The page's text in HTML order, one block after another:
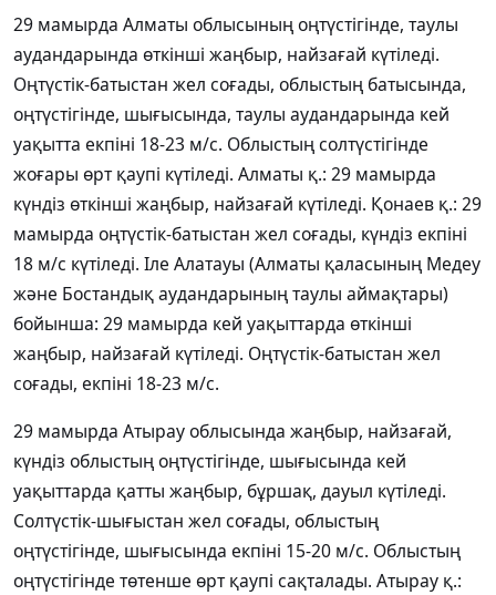
29 мамырда Алматы облысының оңтүстігінде, таулы
аудандарында өткінші жаңбыр, найзағай күтіледі.
Оңтүстік-батыстан жел соғады, облыстың батысында,
оңтүстігінде, шығысында, таулы аудандарында кей
уақытта екпіні 18-23 м/с. Облыстың солтүстігінде
жоғары өрт қаупі күтіледі. Алматы қ.: 29 мамырда
күндіз өткінші жаңбыр, найзағай күтіледі. Қонаев қ.: 29
мамырда оңтүстік-батыстан жел соғады, күндіз екпіні
18 м/с күтіледі. Іле Алатауы (Алматы қаласының Медеу
және Бостандық аудандарының таулы аймақтары)
бойынша: 29 мамырда кей уақыттарда өткінші
жаңбыр, найзағай күтіледі. Оңтүстік-батыстан жел
соғады, екпіні 18-23 м/с.
29 мамырда Атырау облысында жаңбыр, найзағай,
күндіз облыстың оңтүстігінде, шығысында кей
уақыттарда қатты жаңбыр, бұршақ, дауыл күтіледі.
Солтүстік-шығыстан жел соғады, облыстың
оңтүстігінде, шығысында екпіні 15-20 м/с. Облыстың
оңтүстігінде төтенше өрт қаупі сақталады. Атырау қ.: